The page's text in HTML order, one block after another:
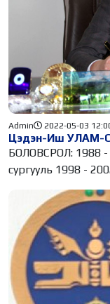
Цэдэн-Иш УЛАМ-
Admin 2022-05-03
БОЛОВСРОЛ: 1988 - 1998 Улиастай сумын нэгдүгээр
сургууль